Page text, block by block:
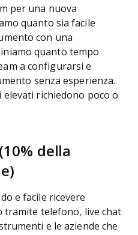
per una nuova
quanto sia facile
con una
quanto tempo
a configurarsi e
senza esperienza.
richiedono poco o
della
e facile ricevere
tramite telefono, live chat
e le aziende che